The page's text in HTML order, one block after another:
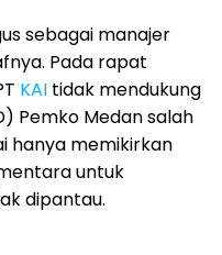
sebagai manajer
Pada rapat
KAI tidak mendukung
Pemko Medan salah
hanya memikirkan
untuk
dipantau.